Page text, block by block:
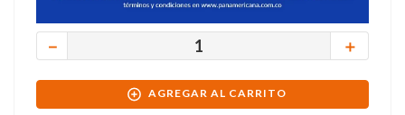
＋
－
AGREGAR AL CARRITO